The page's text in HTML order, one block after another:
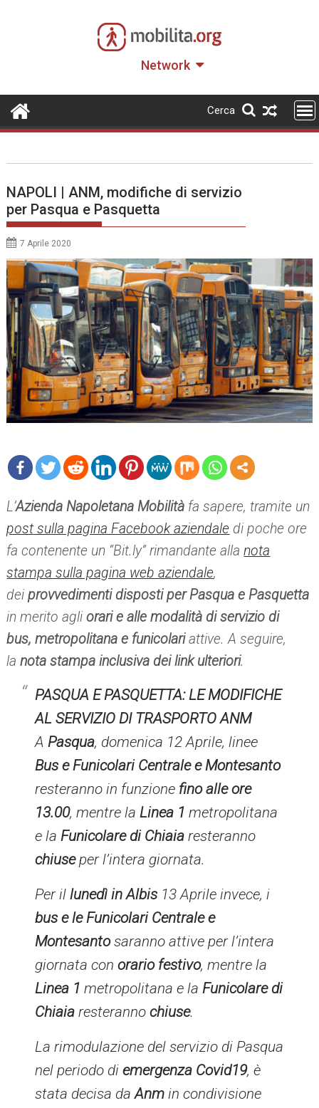
Network
Cerca
NAPOLI | ANM, modifiche di servizio
per Pasqua e Pasquetta
7 Aprile 2020
re
L’Azienda Napoletana Mobilità fa sapere, tramite un
post sulla pagina Facebook aziendale di poche ore
fa contenente un “Bit.ly” rimandante allanota
stampa sulla pagina web aziendale,
deiprovvedimenti disposti per Pasqua e Pasquetta
in merito agli orari e alle modalità di servizio di
bus, metropolitana e funicolariattive. A seguire,
lanota stampa inclusiva dei link ulteriori.
PASQUA E PASQUETTA: LE MODIFICHE
AL SERVIZIO DI TRASPORTO ANM
APasqua, domenica 12 Aprile, linee
Bus e Funicolari Centrale e Montesanto
resteranno in funzione fino alle ore
13.00, mentre laLinea 1 metropolitana
e laFunicolare di Chiaia resteranno
chiuseper l’intera giornata.
Per illunedì in Albis 13 Aprile invece, i
bus e le Funicolari Centrale e
Montesantosaranno attive per l’intera
giornata conorario festivo, mentre la
Linea 1 metropolitana e laFunicolare di
Chiaia resterannochiuse.
La rimodulazione del servizio di Pasqua
nel periodo diemergenza Covid19, è
stata decisa daAnm in condivisione